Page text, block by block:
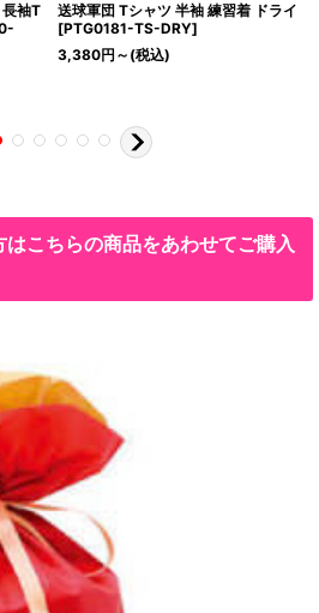
袖T
送球軍団 Tシャツ 半袖 練習着 ドライ
[PTG0181-TS-DRY]
3,380円 ～ (税込)
こちらの商品をあわせてご購入